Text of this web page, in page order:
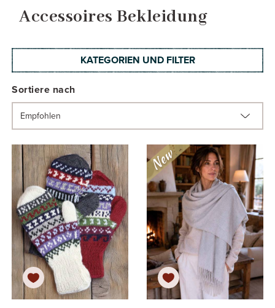
Accessoires Bekleidung
KATEGORIEN UND FILTER
Sortiere nach